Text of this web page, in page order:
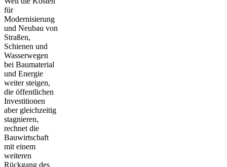
für
Modernisierung
und Neubau von
Straßen,
Schienen und
Wasserwegen
bei Baumaterial
und Energie
weiter steigen,
die öffentlichen
Investitionen
aber gleichzeitig
stagnieren,
rechnet die
Bauwirtschaft
mit einem
weiteren
Rückgang des